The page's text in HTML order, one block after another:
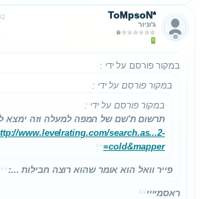
ToMpsoN*
ג'וניור
במקור פורסם על ידי :
במקור פורסם על ידי :
במקור פורסם על ידי :
תרשום ת'שם של המפה למעלה וזה ימצא
www.levelrating.com/search.as...2-
cold&mapper=
פייר וואל הוא אומר שהוא רוצה חבילות ...:
ראסמיייי